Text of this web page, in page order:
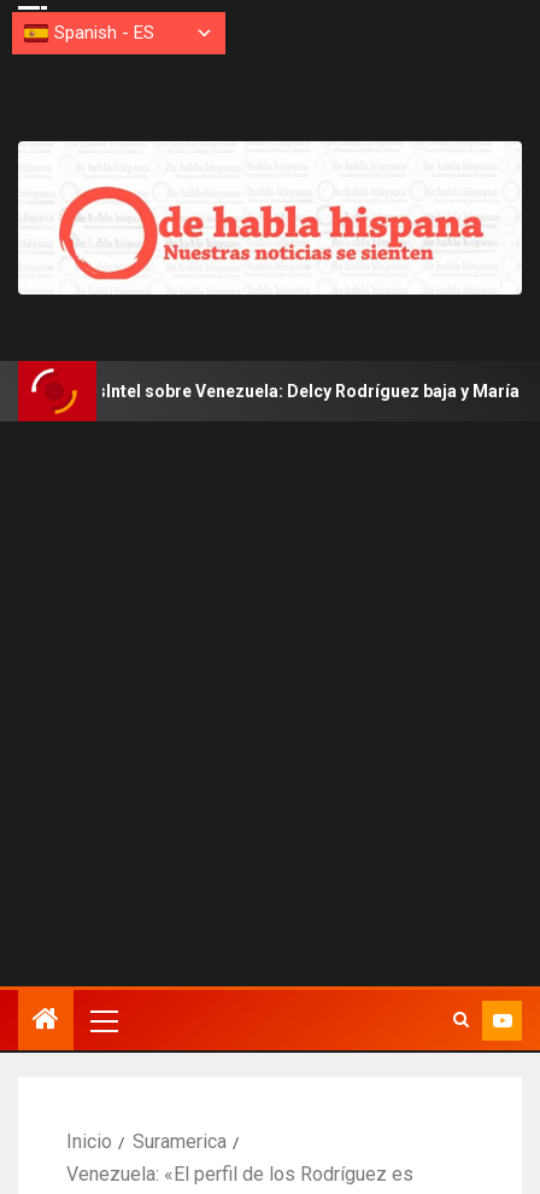
sobre Venezuela: Delcy Rodríguez baja y María Corina Machado
Inicio
Suramerica
Venezuela: «El perfil de los Rodríguez es
Spanish - ES